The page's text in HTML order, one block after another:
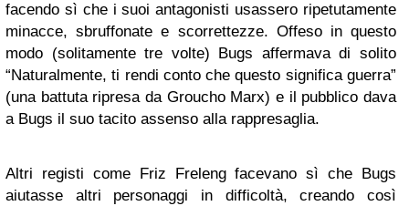
facendo sì che i suoi antagonisti usassero ripetutamente
minacce, sbruffonate e scorrettezze. Offeso in questo
modo (solitamente tre volte) Bugs affermava di solito
“Naturalmente, ti rendi conto che questo significa guerra”
(una battuta ripresa da Groucho Marx) e il pubblico dava
a Bugs il suo tacito assenso alla rappresaglia.
Altri registi come Friz Freleng facevano sì che Bugs
aiutasse altri personaggi in difficoltà, creando così